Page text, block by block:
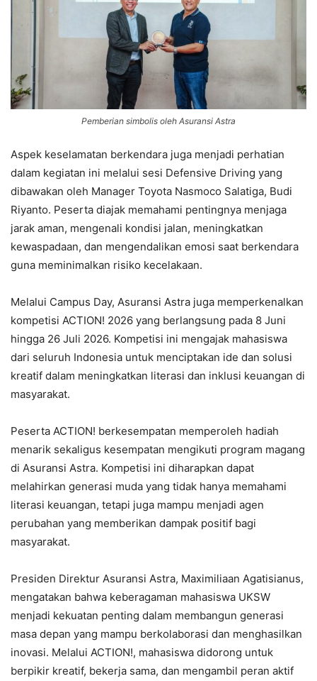
Pemberian simbolis oleh Asuransi Astra
Aspek keselamatan berkendara juga menjadi perhatian
dalam kegiatan ini melalui sesi Defensive Driving yang
dibawakan oleh Manager Toyota Nasmoco Salatiga, Budi
Riyanto. Peserta diajak memahami pentingnya menjaga
jarak aman, mengenali kondisi jalan, meningkatkan
kewaspadaan, dan mengendalikan emosi saat berkendara
guna meminimalkan risiko kecelakaan.
Melalui Campus Day, Asuransi Astra juga memperkenalkan
kompetisi ACTION! 2026 yang berlangsung pada 8 Juni
hingga 26 Juli 2026. Kompetisi ini mengajak mahasiswa
dari seluruh Indonesia untuk menciptakan ide dan solusi
kreatif dalam meningkatkan literasi dan inklusi keuangan di
masyarakat.
Peserta ACTION! berkesempatan memperoleh hadiah
menarik sekaligus kesempatan mengikuti program magang
di Asuransi Astra. Kompetisi ini diharapkan dapat
melahirkan generasi muda yang tidak hanya memahami
literasi keuangan, tetapi juga mampu menjadi agen
perubahan yang memberikan dampak positif bagi
masyarakat.
Presiden Direktur Asuransi Astra, Maximiliaan Agatisianus,
mengatakan bahwa keberagaman mahasiswa UKSW
menjadi kekuatan penting dalam membangun generasi
masa depan yang mampu berkolaborasi dan menghasilkan
inovasi. Melalui ACTION!, mahasiswa didorong untuk
berpikir kreatif, bekerja sama, dan mengambil peran aktif